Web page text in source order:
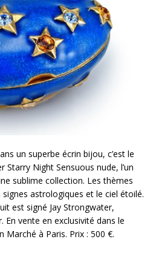
un superbe écrin bijou, c’est le
Starry Night Sensuous nude, l’un
sublime collection. Les thèmes
astrologiques et le ciel étoilé.
est signé Jay Strongwater,
En vente en exclusivité dans le
Marché à Paris. Prix : 500 €.